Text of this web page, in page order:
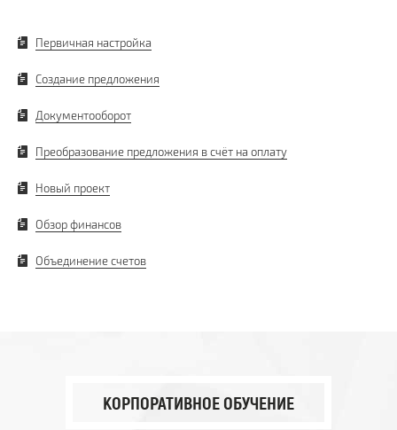
Первичная настройка
Создание предложения
Документооборот
Преобразование предложения в счёт на оплату
Новый проект
Обзор финансов
Объединение счетов
КОРПОРАТИВНОЕ ОБУЧЕНИЕ